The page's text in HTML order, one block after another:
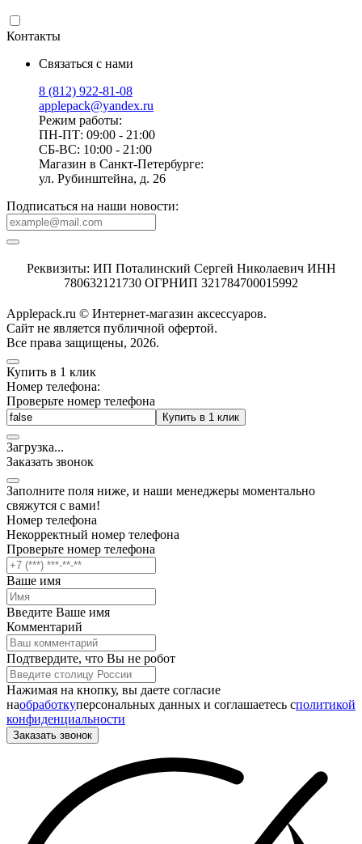
Контакты
Связаться с нами
8 (812) 922-81-08
applepack@yandex.ru
Режим работы:
ПН-ПТ: 09:00 - 21:00
СБ-ВС: 10:00 - 21:00
Магазин в Санкт-Петербурге:
ул. Рубинштейна, д. 26
Подписаться на наши новости:
Реквизиты: ИП Поталинский Сергей Николаевич ИНН
780632121730 ОГРНИП 321784700015992
Applepack.ru © Интернет-магазин аксессуаров.
Cайт не является публичной офертой.
Все права защищены, 2026.
Купить в 1 клик
Номер телефона:
Проверьте номер телефона
Купить в 1 клик
Загрузка...
Заказать звонок
Заполните поля ниже, и наши менеджеры моментально
свяжутся с вами!
Номер телефона
Некорректный номер телефона
Проверьте номер телефона
Ваше имя
Введите Ваше имя
Комментарий
Подтвердите, что Вы не робот
Нажимая на кнопку, вы даете согласие
наобработкуперсональных данных и соглашаетесь cполитикой
конфиденциальности
Заказать звонок